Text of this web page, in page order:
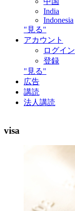
India
Indonesia
"見る"
アカウント
ログイン
登録
"見る"
広告
講読
法人講読
visa